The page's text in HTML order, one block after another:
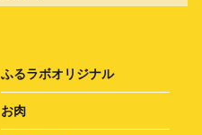
ふるラボオリジナル
お肉